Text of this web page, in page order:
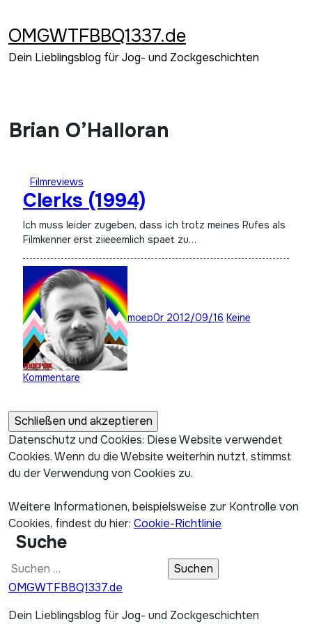
springen
OMGWTFBBQ1337.de
Dein Lieblingsblog für Jog- und Zockgeschichten
Brian O’Halloran
Filmreviews
Clerks (1994)
Ich muss leider zugeben, dass ich trotz meines Rufes als
Filmkenner erst ziieeemlich spaet zu…
moep0r 2012/09/16 Keine
Kommentare
Datenschutz und Cookies: Diese Website verwendet
Cookies. Wenn du die Website weiterhin nutzt, stimmst
du der Verwendung von Cookies zu.
Weitere Informationen, beispielsweise zur Kontrolle von
Cookies, findest du hier: Cookie-Richtlinie
Suche
Suchen
nach:
OMGWTFBBQ1337.de
Dein Lieblingsblog für Jog- und Zockgeschichten